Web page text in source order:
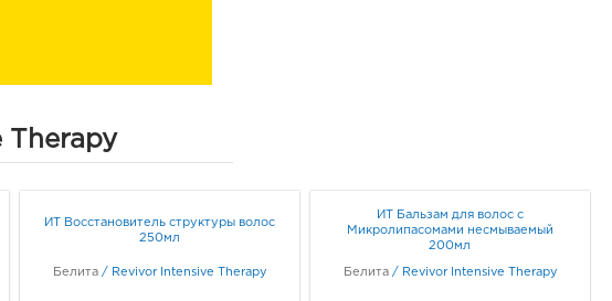
Therapy
ИТ Восстановитель структуры волос
250мл
Белита / Revivor Intensive Therapy
ИТ Бальзам для волос с
Микролипасомами несмываемый
200мл
Белита / Revivor Intensive Therapy